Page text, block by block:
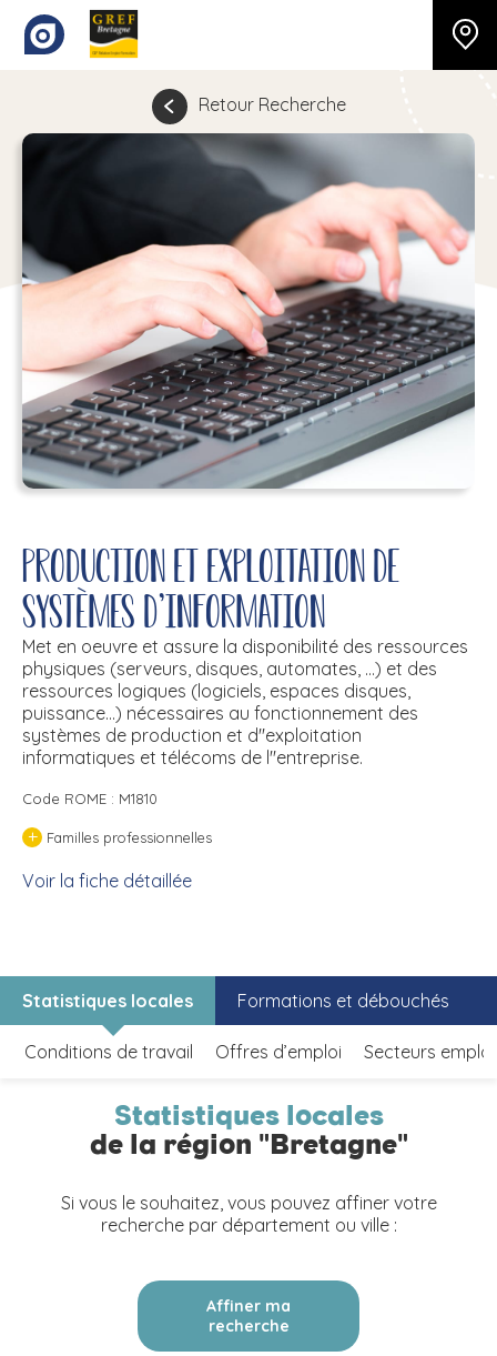
Retour Recherche
Production et exploitation de
systèmes d'information
Met en oeuvre et assure la disponibilité des ressources
physiques (serveurs, disques, automates, ...) et des
ressources logiques (logiciels, espaces disques,
puissance...) nécessaires au fonctionnement des
systèmes de production et d''exploitation
informatiques et télécoms de l''entreprise.
Code ROME : M1810
+ Familles professionnelles
Voir la fiche détaillée
Statistiques locales Formations et débouchés
Conditions de travail Offres d’emploi Secteurs
Statistiques locales
de la région "Bretagne"
Si vous le souhaitez, vous pouvez affiner votre
recherche par département ou ville :
Affiner ma
recherche